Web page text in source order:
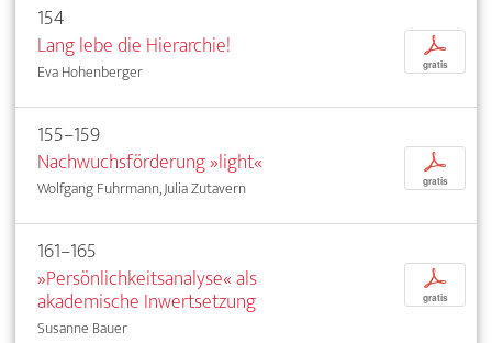
154
Lang lebe die Hierarchie!
Eva Hohenberger
p
gratis
155–159
Nachwuchsförderung »light«
Wolfgang Fuhrmann, Julia Zutavern
p
gratis
161–165
»Persönlichkeitsanalyse« als
akademische Inwertsetzung
Susanne Bauer
p
gratis